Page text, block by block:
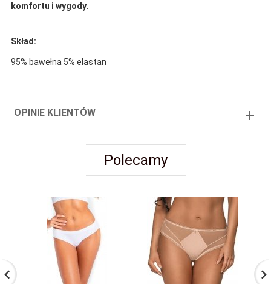
komfortu i wygody
Skład:
95% bawełna 5% elastan
OPINIE KLIENTÓW
Polecamy